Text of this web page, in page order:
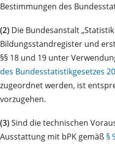
Bestimmungen des
(2) Die Bundesanstalt
Bildungsstandregister und
§§ 18 und 19 unter
des Bundesstatistikgesetzes
zugeordnet werden, ist
vorzugehen.
(3)Sind die technischen
Ausstattung mit bPK gemäß §